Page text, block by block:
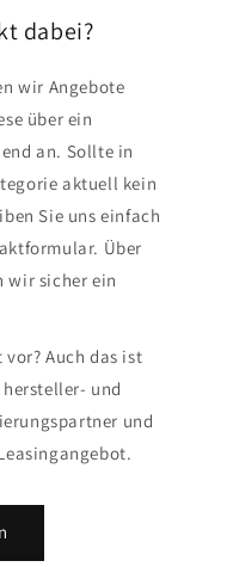
dabei?
wir Angebote
über ein
an. Sollte in
aktuell kein
Sie uns einfach
Über
wir sicher ein
Auch das ist
und
und